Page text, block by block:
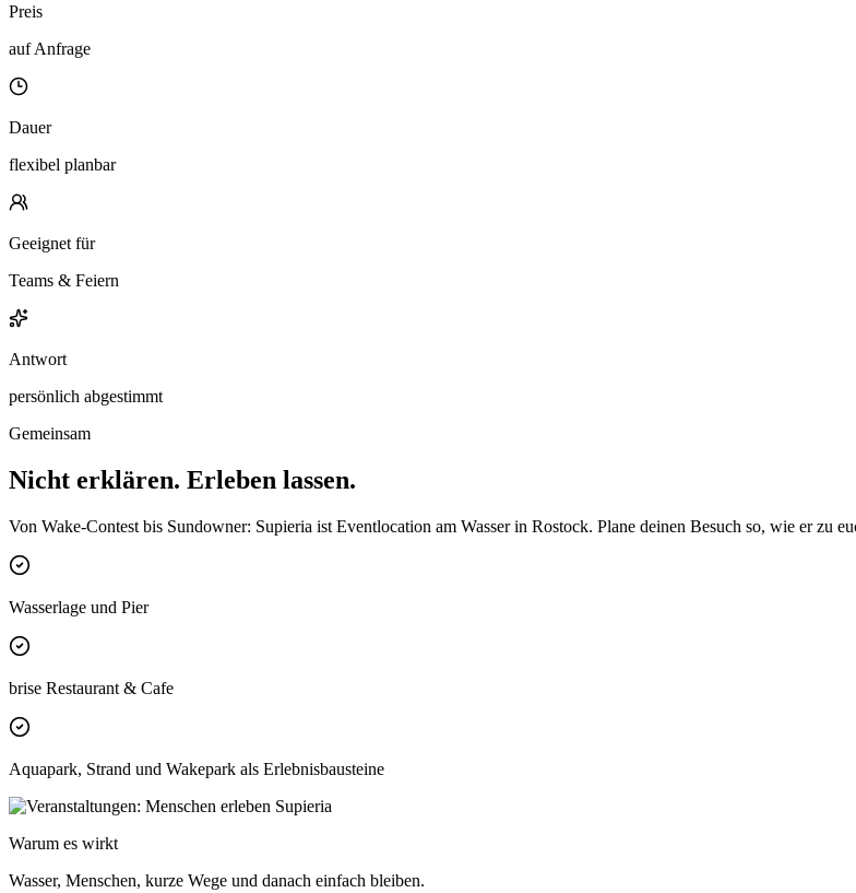
Preis
auf Anfrage
Dauer
flexibel planbar
Geeignet für
Teams & Feiern
Antwort
persönlich abgestimmt
Gemeinsam
Nicht erklären. Erleben lassen.
Von Wake-Contest bis Sundowner: Supieria ist Eventlocation am Wasser in Rostock. Plane deinen Besuch so, wie er zu
Wasserlage und Pier
brise Restaurant & Cafe
Aquapark, Strand und Wakepark als Erlebnisbausteine
Warum es wirkt
Wasser, Menschen, kurze Wege und danach einfach bleiben.